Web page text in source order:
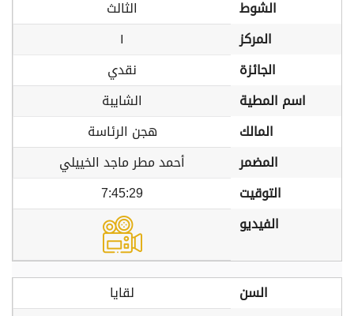
الشوط
الثالث
المركز
١
الجائزة
نقدي
اسم المطية
الشايبة
المالك
هجن الرئاسة
المضمر
أحمد مطر ماجد الخييلي
التوقيت
7:45:29
الفيديو
السن
لقايا